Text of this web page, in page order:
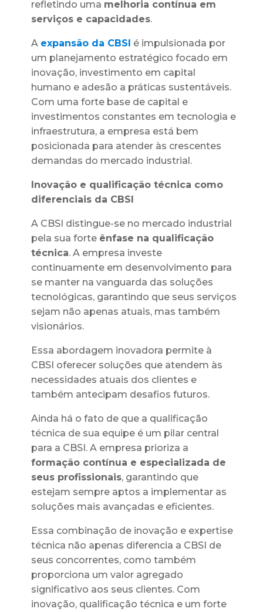
refletindo uma melhoria contínua em
serviços e capacidades.
A expansão da CBSI é impulsionada por
um planejamento estratégico focado em
inovação, investimento em capital
humano e adesão a práticas sustentáveis.
Com uma forte base de capital e
investimentos constantes em tecnologia e
infraestrutura, a empresa está bem
posicionada para atender às crescentes
demandas do mercado industrial.
Inovação e qualificação técnica como
diferenciais da CBSI
A CBSI distingue-se no mercado industrial
pela sua forte ênfase na qualificação
técnica. A empresa investe
continuamente em desenvolvimento para
se manter na vanguarda das soluções
tecnológicas, garantindo que seus serviços
sejam não apenas atuais, mas também
visionários.
Essa abordagem inovadora permite à
CBSI oferecer soluções que atendem às
necessidades atuais dos clientes e
também antecipam desafios futuros.
Ainda há o fato de que a qualificação
técnica de sua equipe é um pilar central
para a CBSI. A empresa prioriza a
formação contínua e especializada de
seus profissionais, garantindo que
estejam sempre aptos a implementar as
soluções mais avançadas e eficientes.
Essa combinação de inovação e expertise
técnica não apenas diferencia a CBSI de
seus concorrentes, como também
proporciona um valor agregado
significativo aos seus clientes. Com
inovação, qualificação técnica e um forte